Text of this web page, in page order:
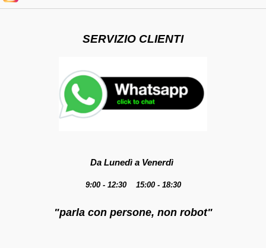
SERVIZIO CLIENTI
Da Lunedì a Venerdì
9:00 - 12:30 15:00 - 18:30
"parla con persone, non robot"